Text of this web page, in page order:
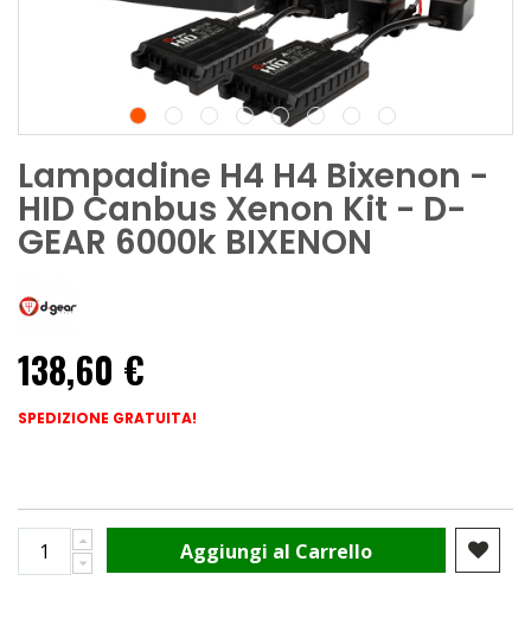
Lampadine H4 H4 Bixenon -
HID Canbus Xenon Kit - D-
GEAR 6000k BIXENON
138,60 €
SPEDIZIONE GRATUITA!
Aggiungi al Carrello